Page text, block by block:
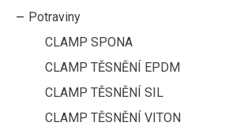
Potraviny
CLAMP SPONA
CLAMP TĚSNĚNÍ EPDM
CLAMP TĚSNĚNÍ SIL
CLAMP TĚSNĚNÍ VITON